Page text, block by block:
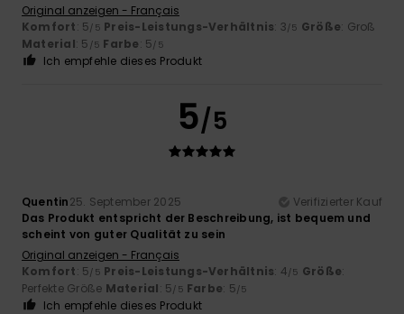
Original anzeigen - Français
Komfort: 5/5 Preis-Leistungs-Verhältnis: 3/5 Größe: Groß
Material: 5 /5 Farbe: 5/5
Ich empfehle dieses Produkt
5/5
Quentin25. September 2025
Verifizierter Kauf
Das Produkt entspricht der Beschreibung, ist bequem und
scheint von guter Qualität zu sein
Original anzeigen - Français
Komfort: 5/5 Preis-Leistungs-Verhältnis: 4/5 Größe:
Perfekte Größe Material: 5/5 Farbe: 5/5
Ich empfehle dieses Produkt